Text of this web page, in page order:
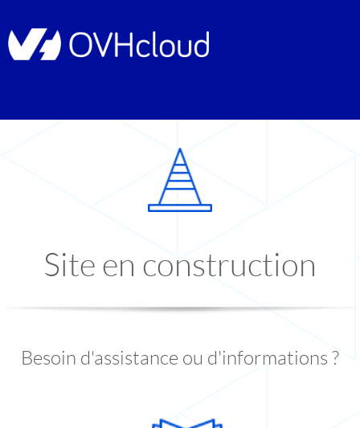
Site en construction
Besoin d'assistance ou d'informations ?